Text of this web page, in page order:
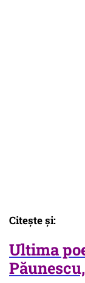
Citeşte şi:
Ultima